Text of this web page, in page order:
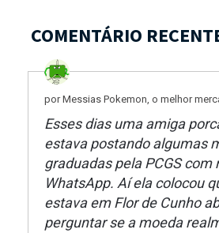
COMENTÁRIO
por Messias Pokemon, o melhor
Esses dias uma amiga
estava postando algumas
graduadas pela PCGS com
WhatsApp. Aí ela colocou
estava em Flor de Cunho
perguntar se a moeda